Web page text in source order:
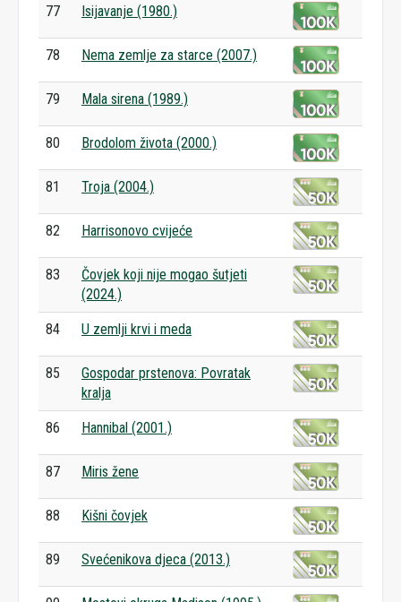
77 Isijavanje (1980.)
78 Nema zemlje za starce (2007.)
79 Mala sirena (1989.)
80 Brodolom života (2000.)
81 Troja (2004.)
82 Harrisonovo cvijeće
83
Čovjek koji nije mogao šutjeti
(2024.)
84 U zemlji krvi i meda
85
Gospodar prstenova: Povratak
kralja
86 Hannibal (2001.)
87 Miris žene
88 Kišni čovjek
89 Svećenikova djeca (2013.)